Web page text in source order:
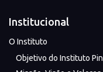
Institucional
O Instituto
Objetivo do Instituto